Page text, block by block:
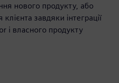
нового продукту, або
завдяки інтеграції
і власного продукту